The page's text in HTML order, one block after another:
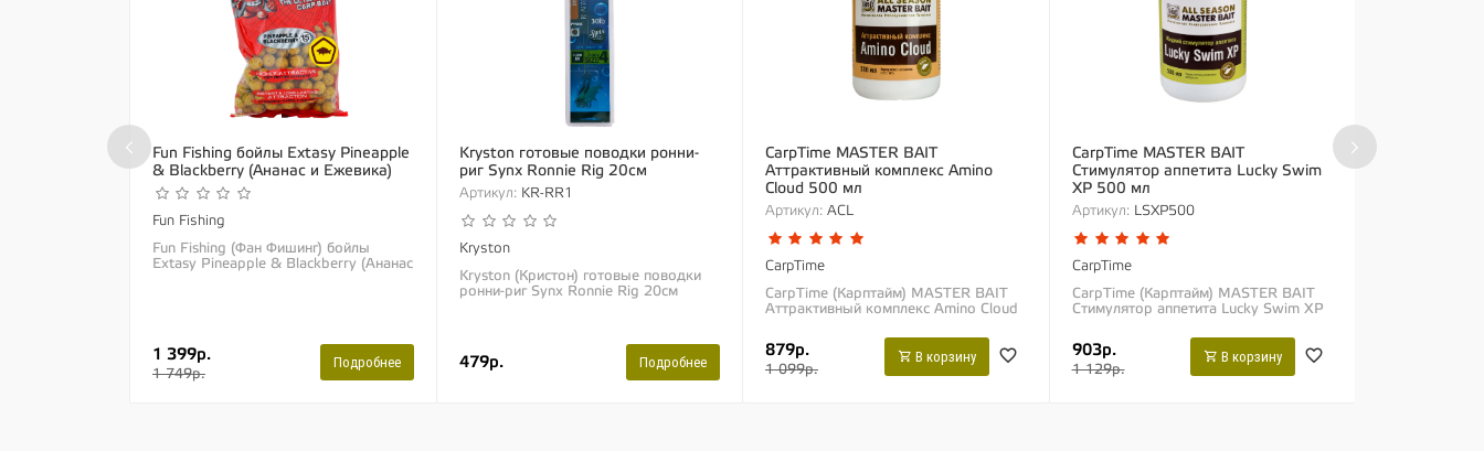
Fun Fishing бойлы Extasy Pineapple
& Blackberry (Ананас и Ежевика)
Fun Fishing
Fun Fishing (Фан Фишинг) бойлы
Extasy Pineapple & Blackberry (Ананас
1 399р.
1 749р.
Подробнее
Kryston готовые поводки ронни-
риг Synx Ronnie Rig 20см
Артикул:KR-RR1
Kryston
Kryston (Кристон) готовые поводки
ронни-риг Synx Ronnie Rig 20см
479р. Подробнее
CarpTime MASTER BAIT
Аттрактивный комплекс Amino
Cloud 500 мл
Артикул: ACL
CarpTime
CarpTime (Карптайм) MASTER BAIT
Аттрактивный комплекс Amino Cloud
корм. Содержит незаменимые для
рыбы...
879р.
1 099р.
В корзину
CarpTime MASTER BAIT
Стимулятор аппетита Lucky Swim
XP 500 мл
Артикул:LSXP500
CarpTime
CarpTime (Карптайм) MASTER BAIT
Стимулятор аппетита Lucky Swim XP
можно назвать одним из самых
эффективных...
903р.
1 129р.
В корзину
‹ ›